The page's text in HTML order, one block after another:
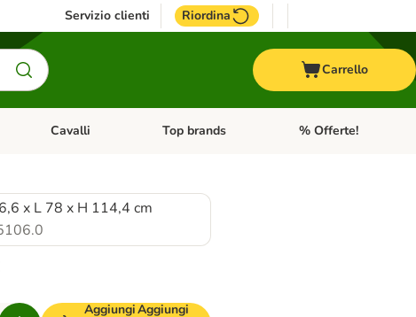
Servizio clienti Riordina
Carrello
Uccelli Apri Menu Categoria: Acquaristica
Cavalli Apri Menu Categoria: Cavalli
Top brands Apri Menu Categoria:
% Offerte!
x L 78 x H 114,4 cm
AggiungiAggiungi